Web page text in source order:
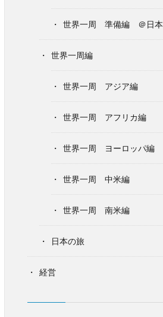
世界一周 準備編 ＠日本
世界一周編
世界一周 アジア編
世界一周 アフリカ編
世界一周 ヨーロッパ編
世界一周 中米編
世界一周 南米編
日本の旅
経営